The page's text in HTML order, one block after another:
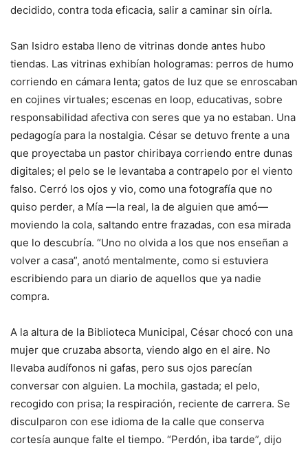
decidido, contra toda eficacia, salir a caminar sin oírla.
San Isidro estaba lleno de vitrinas donde antes hubo
tiendas. Las vitrinas exhibían hologramas: perros de humo
corriendo en cámara lenta; gatos de luz que se enroscaban
en cojines virtuales; escenas en loop, educativas, sobre
responsabilidad afectiva con seres que ya no estaban. Una
pedagogía para la nostalgia. César se detuvo frente a una
que proyectaba un pastor chiribaya corriendo entre dunas
digitales; el pelo se le levantaba a contrapelo por el viento
falso. Cerró los ojos y vio, como una fotografía que no
quiso perder, a Mía —la real, la de alguien que amó—
moviendo la cola, saltando entre frazadas, con esa mirada
que lo descubría. “Uno no olvida a los que nos enseñan a
volver a casa”, anotó mentalmente, como si estuviera
escribiendo para un diario de aquellos que ya nadie
compra.
A la altura de la Biblioteca Municipal, César chocó con una
mujer que cruzaba absorta, viendo algo en el aire. No
llevaba audífonos ni gafas, pero sus ojos parecían
conversar con alguien. La mochila, gastada; el pelo,
recogido con prisa; la respiración, reciente de carrera. Se
disculparon con ese idioma de la calle que conserva
cortesía aunque falte el tiempo. “Perdón, iba tarde”, dijo